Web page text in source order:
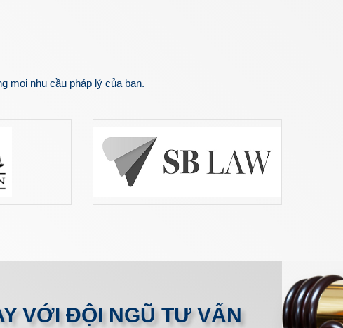
mọi nhu cầu pháp lý của bạn.
VỚI ĐỘI NGŨ TƯ VẤN